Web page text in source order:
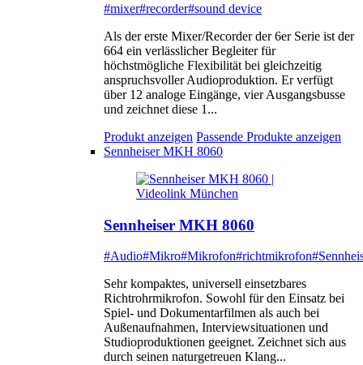
#mixer#recorder#sound device
Als der erste Mixer/Recorder der 6er Serie ist der
664 ein verlässlicher Begleiter für
höchstmögliche Flexibilität bei gleichzeitig
anspruchsvoller Audioproduktion. Er verfügt
über 12 analoge Eingänge, vier Ausgangsbusse
und zeichnet diese 1...
Produkt anzeigen Passende Produkte anzeigen
Sennheiser MKH 8060
Sennheiser MKH 8060
#Audio#Mikro#Mikrofon#richtmikrofon
Sehr kompaktes, universell einsetzbares
Richtrohrmikrofon. Sowohl für den Einsatz bei
Spiel- und Dokumentarfilmen als auch bei
Außenaufnahmen, Interviewsituationen und
Studioproduktionen geeignet. Zeichnet sich aus
durch seinen naturgetreuen Klang...